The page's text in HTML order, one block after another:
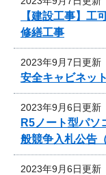
【建設工事】工
修繕工事
2023年9月7日更新
安全キャビネッ
2023年9月6日更新
R5ノート型パソ
般競争入札公告
2023年9月6日更新